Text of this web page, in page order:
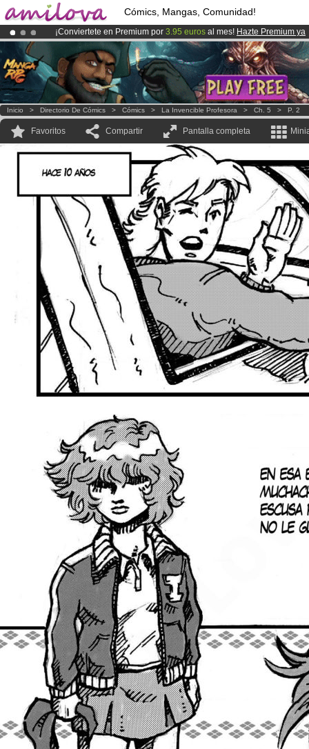
Cómics, Mangas, Comunidad!
¡Conviertete en Premium por 3.95 euros al mes! Hazte Premium ya
¡Ya tenemos 100000miembrosy 1000Cómics y Mangas!.
El Kickstarter Amilova está desormado lanzado!.
Inicio > Directorio De Cómics > Cómics > La Invencible Profesora > Ch. 5 > P. 2
Favoritos Compartir Pantalla completa